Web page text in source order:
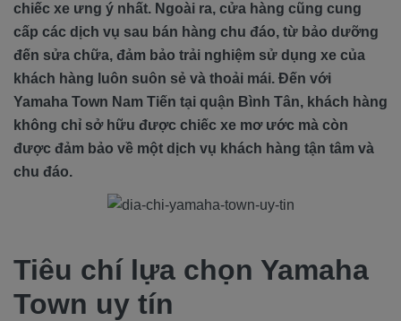
chiếc xe ưng ý nhất. Ngoài ra, cửa hàng cũng cung
cấp các dịch vụ sau bán hàng chu đáo, từ bảo dưỡng
đến sửa chữa, đảm bảo trải nghiệm sử dụng xe của
khách hàng luôn suôn sẻ và thoải mái. Đến với
Yamaha Town Nam Tiến tại quận Bình Tân, khách hàng
không chỉ sở hữu được chiếc xe mơ ước mà còn
được đảm bảo về một dịch vụ khách hàng tận tâm và
chu đáo.
Tiêu chí lựa chọn Yamaha
Town uy tín